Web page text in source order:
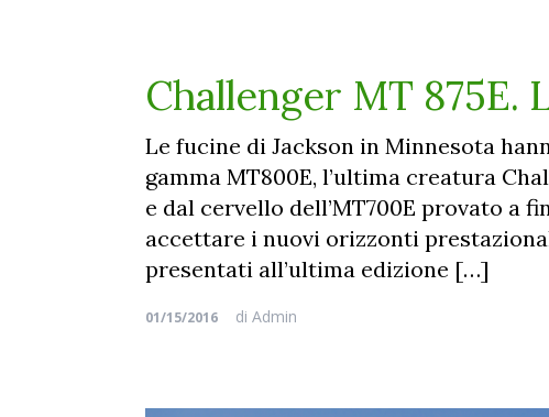
Challenger MT 875E.
Le fucine di Jackson in Minnesota
gamma MT800E, l’ultima creatura
e dal cervello dell’MT700E provato a
accettare i nuovi orizzonti
presentati all’ultima edizione […]
01/15/2016 di Admin